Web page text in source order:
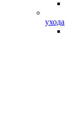
ухода